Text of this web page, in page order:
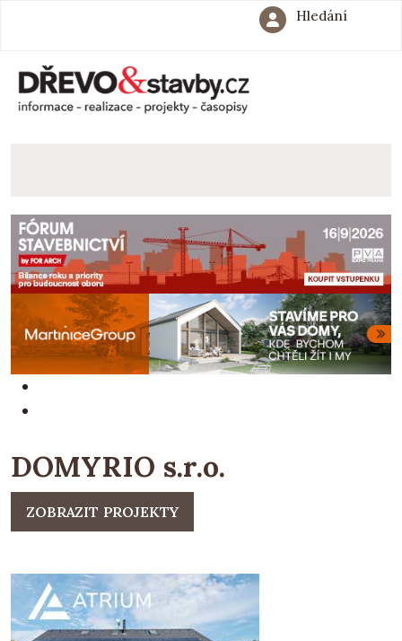
Hledání
DOMYRIO s.r.o.
ZOBRAZIT PROJEKTY